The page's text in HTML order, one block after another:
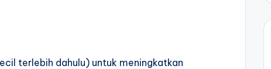
terlebih dahulu) untuk meningkatkan